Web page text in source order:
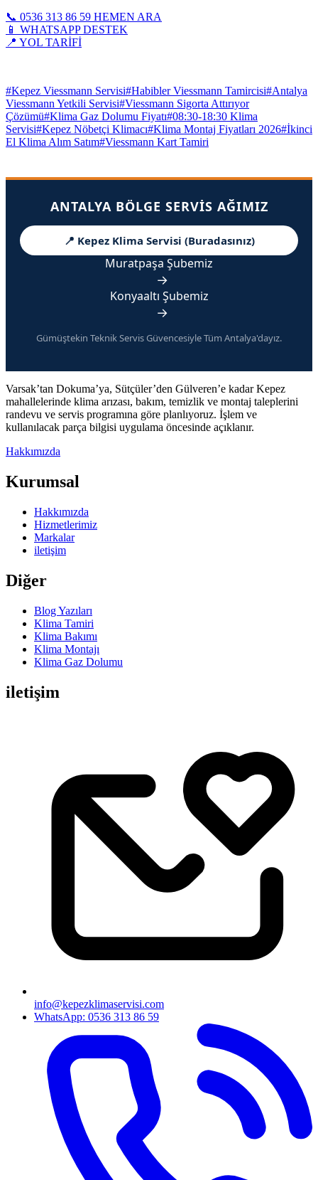
📞 0536 313 86 59 HEMEN ARA
📱 WHATSAPP DESTEK
📍 YOL TARİFİ
#Kepez Viessmann Servisi#Habibler Viessmann Tamircisi#Antalya
Viessmann Yetkili Servisi#Viessmann Sigorta Attırıyor
Çözümü#Klima Gaz Dolumu Fiyatı#08:30-18:30 Klima
Servisi#Kepez Nöbetçi Klimacı#Klima Montaj Fiyatları 2026#İkinci
El Klima Alım Satım#Viessmann Kart Tamiri
ANTALYA BÖLGE SERVIS AĞIMIZ
📍 Kepez Klima Servisi (Buradasınız)
Muratpaşa Şubemiz
→
Konyaaltı Şubemiz
→
Gümüştekin Teknik Servis Güvencesiyle Tüm Antalya'dayız.
Varsak’tan Dokuma’ya, Sütçüler’den Gülveren’e kadar Kepez
mahallelerinde klima arızası, bakım, temizlik ve montaj taleplerini
randevu ve servis programına göre planlıyoruz. İşlem ve
kullanılacak parça bilgisi uygulama öncesinde açıklanır.
Hakkımızda
Kurumsal
Hakkımızda
Hizmetlerimiz
Markalar
iletişim
Diğer
Blog Yazıları
Klima Tamiri
Klima Bakımı
Klima Montajı
Klima Gaz Dolumu
iletişim
info@kepezklimaservisi.com
WhatsApp: 0536 313 86 59